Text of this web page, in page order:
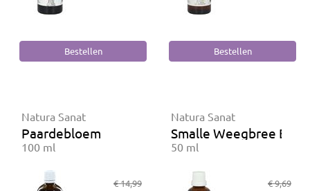
Natura Sanat
Paardebloem
100 ml
€ 14,99
Natura Sanat
Smalle Weegbree BIO
50 ml
€ 9,69